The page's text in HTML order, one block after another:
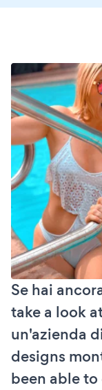
Se hai
take a look
un'azienda
designs
been able to